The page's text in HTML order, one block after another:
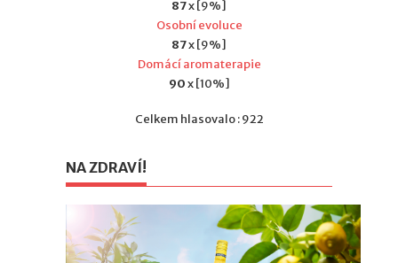
87x [9%]
Osobní evoluce
87x [9%]
Domácí aromaterapie
90x [10%]
Celkem hlasovalo : 922
NA ZDRAVÍ!